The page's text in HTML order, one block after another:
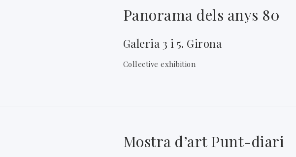
Panorama dels anys 80
Galeria 3 i 5. Girona
Collective exhibition
Mostra d’art Punt-diari